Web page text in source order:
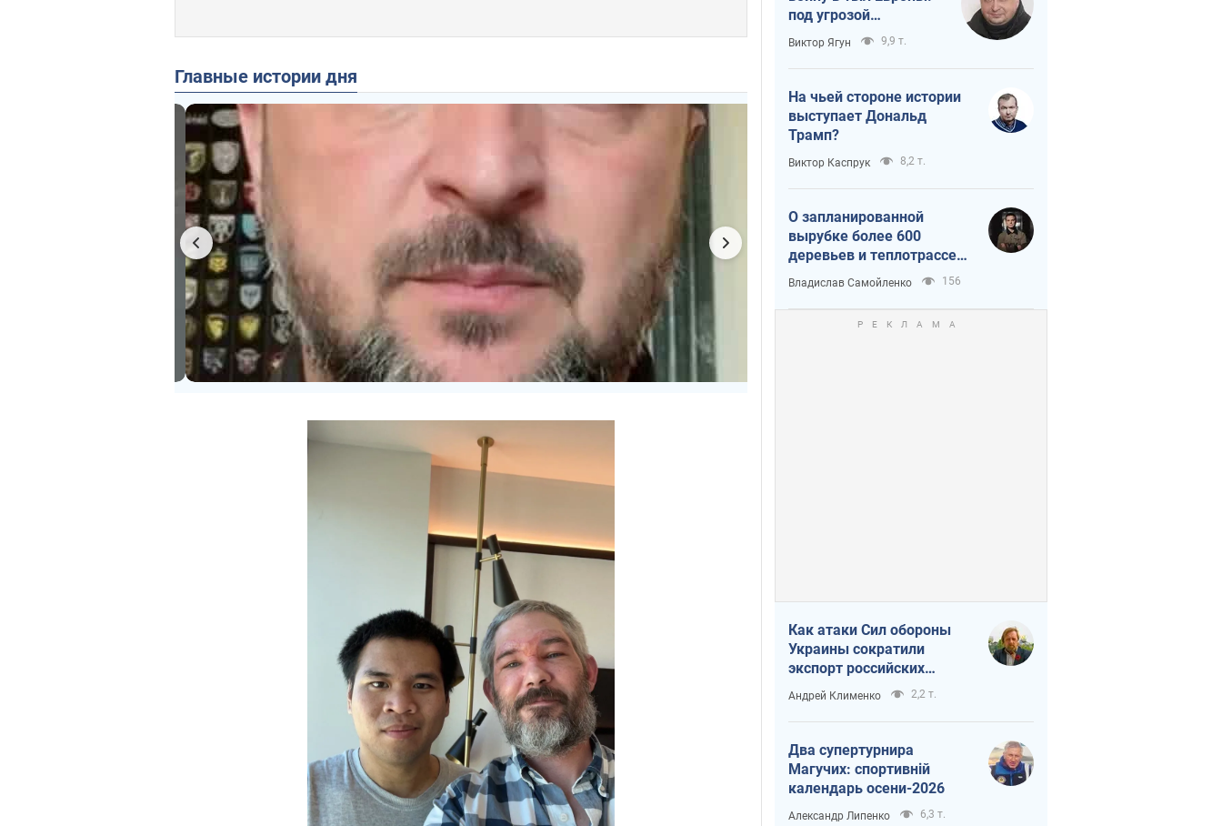
Главные истории дня
под угрозой
критическая
логистика
Виктор Ягун 9,9 т.
На чьей стороне истории
выступает Дональд
Трамп?
Виктор Каспрук 8,2 т.
О запланированной
вырубке более 600
деревьев и теплотрассе:
что происходит на
Теремках в Киеве
Владислав Самойленко 156
Как атаки Сил обороны
Украины сократили
экспорт российских
нефтепродуктов
Андрей Клименко 2,2 т.
Два супертурнира
Магучих: спортивній
календарь осени-2026
Александр Липенко 6,3 т.